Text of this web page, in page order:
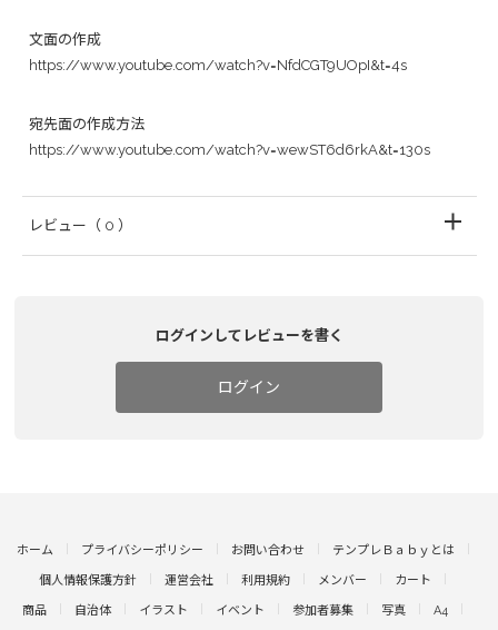
文面の作成
https://www.youtube.com/watch?v=NfdCGT9UOpI&t=4s
宛先面の作成方法
https://www.youtube.com/watch?v=wewST6d6rkA&t=130s
レビュー （ 0 ）
ログインしてレビューを書く
ログイン
ホーム プライバシーポリシー お問い合わせ テンプレＢａｂｙとは
個人情報保護方針 運営会社 利用規約 メンバー カート
商品 自治体 イラスト イベント 参加者募集 写真 A4